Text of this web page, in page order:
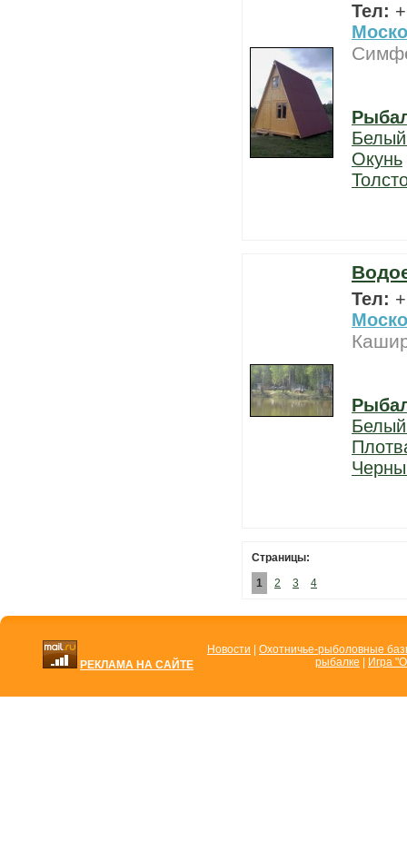
Тел:
Окунь
Тел:
Страницы:
1
2 3 4
РЕКЛАМА НА САЙТЕ
Новости
Охотничье-рыболовные
рыбалке
Игра